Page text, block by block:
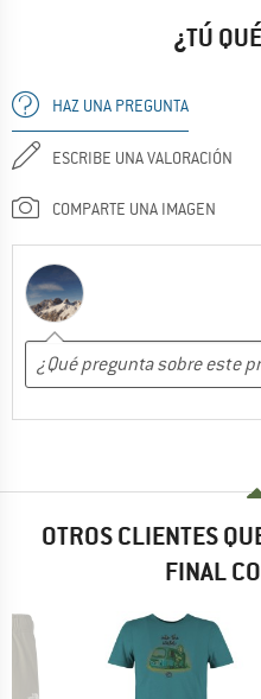
¿TÚ
HAZ UNA PREGUNTA
ESCRIBE UNA VALORACIÓN
COMPARTE UNA IMAGEN
OTROS CLIENTES
FINAL